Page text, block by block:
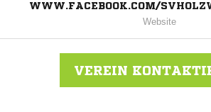
WWW.FACEBOOK.COM/
Website
VEREIN